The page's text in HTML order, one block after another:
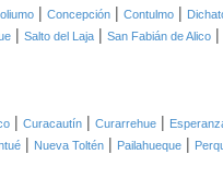
| Concepción | Contulmo |
| Salto del Laja | San Fabián de Alico |
| Curacautín | Curarrehue |
| Nueva Toltén | Pailahueque |